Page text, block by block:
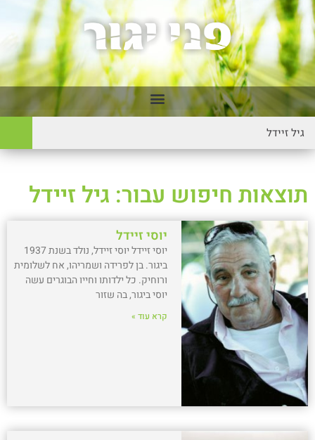
תוצאות חיפוש עבור: גיל זיידל
יוסי זיידל
יוסי זיידל יוסי זיידל, נולד בשנת 1937
ביגור. בן לפרידה ושמריהו, אח לשלומית
ורוחיק. כל ילדותו וחייו הבוגרים עשה
יוסי ביגור, בה שזור
קרא עוד »